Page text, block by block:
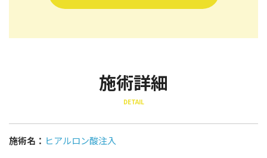
施術詳細
DETAIL
施術名： ヒアルロン酸注入